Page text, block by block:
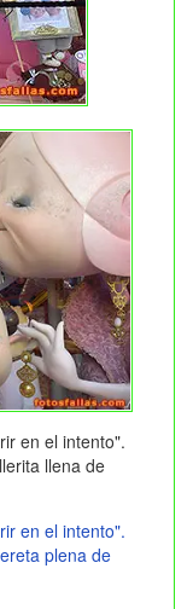
en el intento".
llena de
en el intento".
plena de